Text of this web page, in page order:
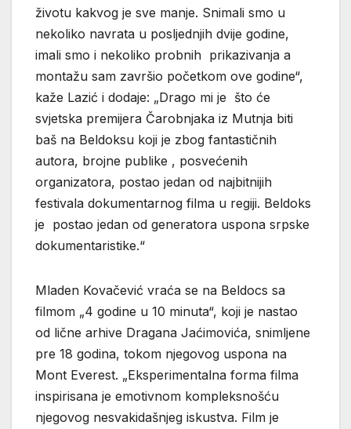
životu kakvog je sve manje. Snimali smo u
nekoliko navrata u posljednjih dvije godine,
imali smo i nekoliko probnih prikazivanja a
montažu sam završio početkom ove godine“,
kaže Lazić i dodaje: „Drago mi je što će
svjetska premijera Čarobnjaka iz Mutnja biti
baš na Beldoksu koji je zbog fantastičnih
autora, brojne publike , posvećenih
organizatora, postao jedan od najbitnijih
festivala dokumentarnog filma u regiji. Beldoks
je postao jedan od generatora uspona srpske
dokumentaristike.“
Mladen Kovačević vraća se na Beldocs sa
filmom „4 godine u 10 minuta“, koji je nastao
od lične arhive Dragana Jaćimovića, snimljene
pre 18 godina, tokom njegovog uspona na
Mont Everest. „Eksperimentalna forma filma
inspirisana je emotivnom kompleksnošću
njegovog nesvakidašnjeg iskustva. Film je